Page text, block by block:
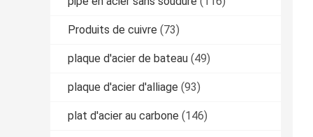
Produits de cuivre (73)
plaque d'acier de bateau (49)
plaque d'acier d'alliage (93)
plat d'acier au carbone (146)